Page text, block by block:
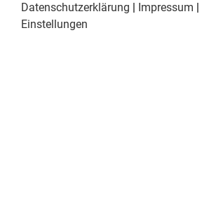
Datenschutzerklärung Impressum
Einstellungen